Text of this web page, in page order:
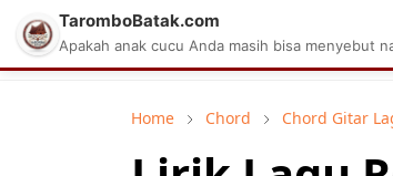
Matius Celcius Sinaga
Home Chord Chord Gitar
TaromboBatak.com
Apakah anak cucu Anda masih bisa menyebut